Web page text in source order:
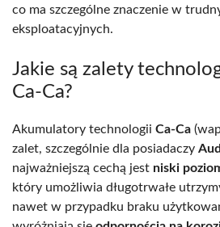
co ma szczególne znaczenie w
eksploatacyjnych.
Jakie są zalety
Ca-Ca?
Akumulatory technologii Ca-Ca
zalet, szczególnie dla posiadaczy
najważniejszą cechą jest niski
który umożliwia długotrwałe
nawet w przypadku braku